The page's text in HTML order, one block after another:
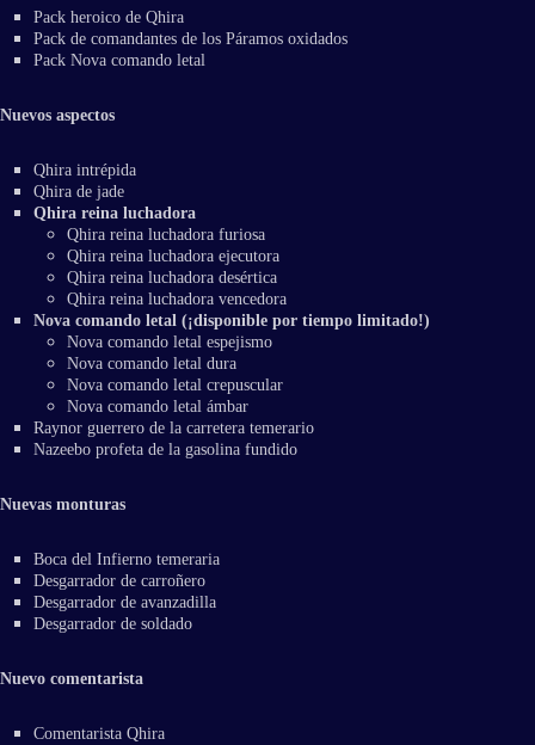
Pack heroico de Qhira
Pack de comandantes de los Páramos oxidados
Pack Nova comando letal
Nuevos aspectos
Qhira intrépida
Qhira de jade
Qhira reina luchadora
Qhira reina luchadora furiosa
Qhira reina luchadora ejecutora
Qhira reina luchadora desértica
Qhira reina luchadora vencedora
Nova comando letal (¡disponible por tiempo limitado!)
Nova comando letal espejismo
Nova comando letal dura
Nova comando letal crepuscular
Nova comando letal ámbar
Raynor guerrero de la carretera temerario
Nazeebo profeta de la gasolina fundido
Nuevas monturas
Boca del Infierno temeraria
Desgarrador de carroñero
Desgarrador de avanzadilla
Desgarrador de soldado
Nuevo comentarista
Comentarista Qhira